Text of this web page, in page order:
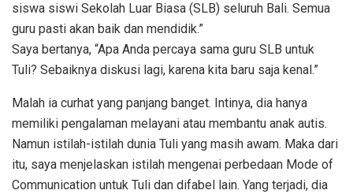
siswa siswi Sekolah Luar Biasa (SLB) seluruh Bali. Semua
guru pasti akan baik dan mendidik.”
Saya bertanya, “Apa Anda percaya sama guru SLB untuk
Tuli? Sebaiknya diskusi lagi, karena kita baru saja kenal.”
Malah ia curhat yang panjang banget. Intinya, dia hanya
memiliki pengalaman melayani atau membantu anak autis.
Namun istilah-istilah dunia Tuli yang masih awam. Maka dari
itu, saya menjelaskan istilah mengenai perbedaan Mode of
Communication untuk Tuli dan difabel lain. Yang terjadi, dia